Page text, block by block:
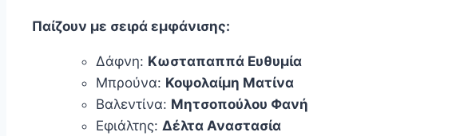
Παίζουν με σειρά εμφάνισης:
Δάφνη: Κωσταπαππά Ευθυμία
Μπρούνα: Κοψολαίμη Ματίνα
Βαλεντίνα: Μητσοπούλου Φανή
Εφιάλτης: Δέλτα Αναστασία